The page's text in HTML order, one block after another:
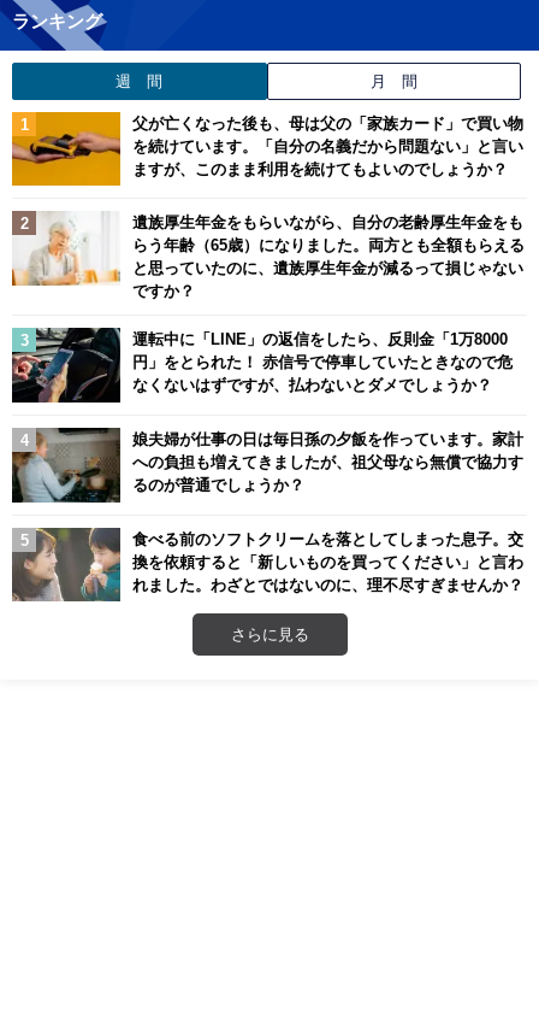
ランキング
週 間 月 間
父が亡くなった後も、母は父の「家族カード」で買い物
を続けています。「自分の名義だから問題ない」と言い
ますが、このまま利用を続けてもよいのでしょうか？
遺族厚生年金をもらいながら、自分の老齢厚生年金をも
らう年齢（65歳）になりました。両方とも全額もらえる
と思っていたのに、遺族厚生年金が減るって損じゃない
ですか？
運転中に「LINE」の返信をしたら、反則金「1万8000
円」をとられた！ 赤信号で停車していたときなので危
なくないはずですが、払わないとダメでしょうか？
娘夫婦が仕事の日は毎日孫の夕飯を作っています。家計
への負担も増えてきましたが、祖父母なら無償で協力す
るのが普通でしょうか？
食べる前のソフトクリームを落としてしまった息子。交
換を依頼すると「新しいものを買ってください」と言わ
れました。わざとではないのに、理不尽すぎませんか？
さらに見る